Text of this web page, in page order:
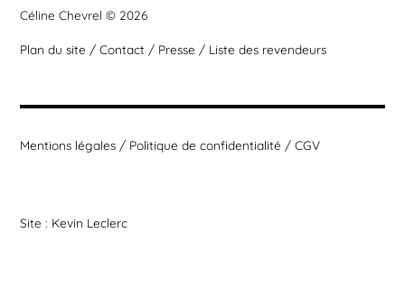
Céline Chevrel © 2026
Plan du site /Contact / Presse / Liste des revendeurs
Mentions légales / Politique de confidentialité /CGV
Site : Kevin Leclerc